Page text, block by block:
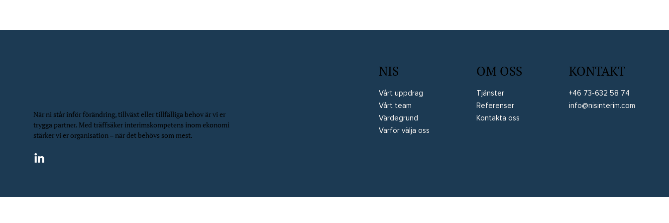
När ni står inför förändring, tillväxt eller tillfälliga behov är vi er
trygga partner. Med träffsäker interimskompetens inom ekonomi
stärker vi er organisation – när det behövs som mest.
NIS
Vårt uppdrag
Vårt team
Värdegrund
Varför välja oss
OM OSS
Tjänster
Referenser
Kontakta oss
KONTAKT
+46 73-632 58 74
info@nisinterim.com